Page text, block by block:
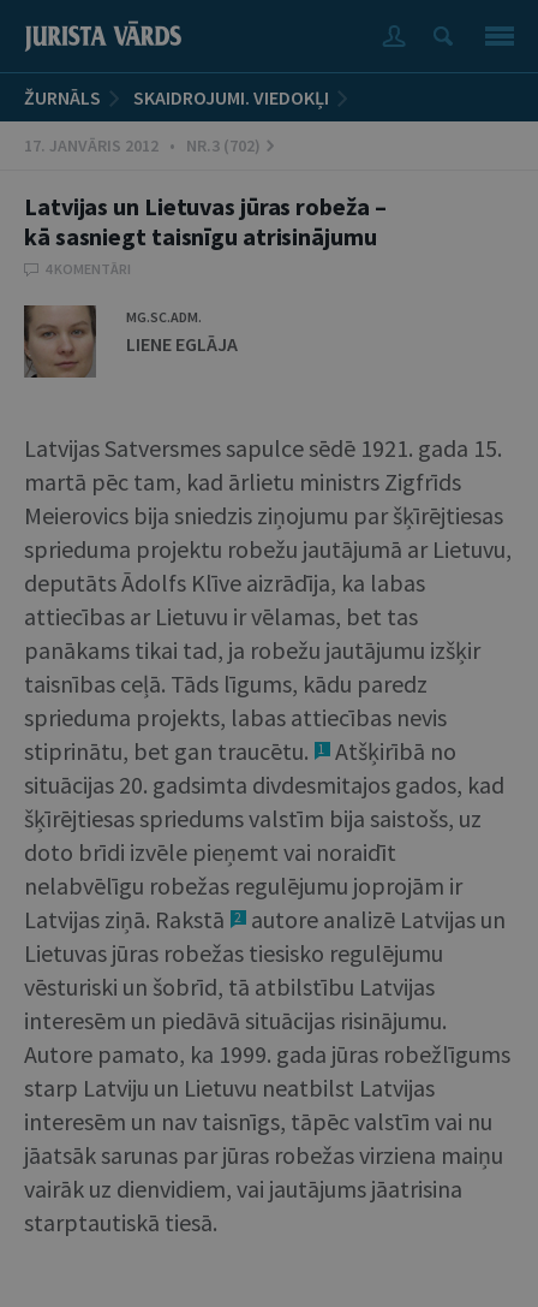
ŽURNĀLS SKAIDROJUMI. VIEDOKĻI
17. JANVĀRIS 2012 • NR.3 (702)
Latvijas un Lietuvas jūras robeža –
kā sasniegt taisnīgu atrisinājumu
4 KOMENTĀRI
MG.SC.ADM.
LIENE EGLĀJA
Latvijas Satversmes sapulce sēdē 1921. gada 15.
martā pēc tam, kad ārlietu ministrs Zigfrīds
Meierovics bija sniedzis ziņojumu par šķīrējtiesas
sprieduma projektu robežu jautājumā ar Lietuvu,
deputāts Ādolfs Klīve aizrādīja, ka labas
attiecības ar Lietuvu ir vēlamas, bet tas
panākams tikai tad, ja robežu jautājumu izšķir
taisnības ceļā. Tāds līgums, kādu paredz
sprieduma projekts, labas attiecības nevis
stiprinātu, bet gan traucētu.
1
Atšķirībā no
situācijas 20. gadsimta divdesmitajos gados, kad
šķīrējtiesas spriedums valstīm bija saistošs, uz
doto brīdi izvēle pieņemt vai noraidīt
nelabvēlīgu robežas regulējumu joprojām ir
Latvijas ziņā. Rakstā
2
autore analizē Latvijas un
Lietuvas jūras robežas tiesisko regulējumu
vēsturiski un šobrīd, tā atbilstību Latvijas
interesēm un piedāvā situācijas risinājumu.
Autore pamato, ka 1999. gada jūras robežlīgums
starp Latviju un Lietuvu neatbilst Latvijas
interesēm un nav taisnīgs, tāpēc valstīm vai nu
jāatsāk sarunas par jūras robežas virziena maiņu
vairāk uz dienvidiem, vai jautājums jāatrisina
starptautiskā tiesā.